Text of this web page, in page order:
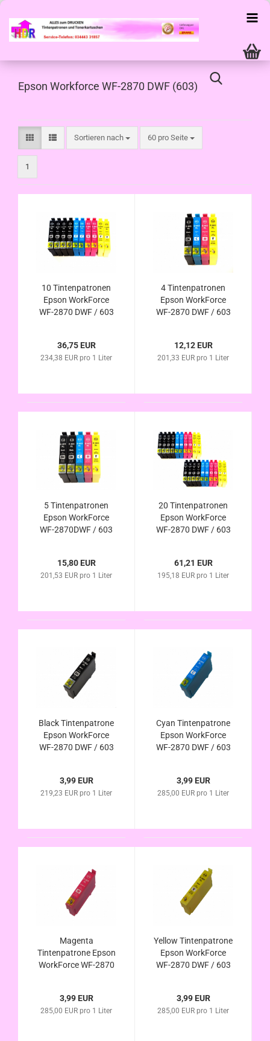
Epson Workforce WF-2870 DWF (603)
Sortieren nach
Sortieren nach 60 pro Seite
pro Seite
1
10 Tintenpatronen
Epson WorkForce
WF-2870 DWF / 603
36,75 EUR
234,38 EUR pro 1 Liter
4 Tintenpatronen
Epson WorkForce
WF-2870 DWF / 603
12,12 EUR
201,33 EUR pro 1 Liter
5 Tintenpatronen
Epson WorkForce
WF-2870DWF / 603
15,80 EUR
201,53 EUR pro 1 Liter
20 Tintenpatronen
Epson WorkForce
WF-2870 DWF / 603
61,21 EUR
195,18 EUR pro 1 Liter
Black Tintenpatrone
Epson WorkForce
WF-2870 DWF / 603
3,99 EUR
219,23 EUR pro 1 Liter
Cyan Tintenpatrone
Epson WorkForce
WF-2870 DWF / 603
3,99 EUR
285,00 EUR pro 1 Liter
Magenta
Tintenpatrone Epson
WorkForce WF-2870
3,99 EUR
285,00 EUR pro 1 Liter
Yellow Tintenpatrone
Epson WorkForce
WF-2870 DWF / 603
3,99 EUR
285,00 EUR pro 1 Liter